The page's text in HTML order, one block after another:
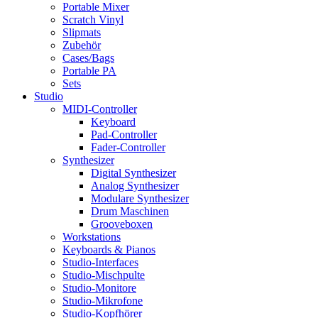
Portable Mixer
Scratch Vinyl
Slipmats
Zubehör
Cases/Bags
Portable PA
Sets
Studio
MIDI-Controller
Keyboard
Pad-Controller
Fader-Controller
Synthesizer
Digital Synthesizer
Analog Synthesizer
Modulare Synthesizer
Drum Maschinen
Grooveboxen
Workstations
Keyboards & Pianos
Studio-Interfaces
Studio-Mischpulte
Studio-Monitore
Studio-Mikrofone
Studio-Kopfhörer